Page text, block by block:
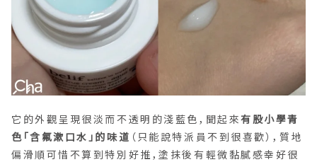
它的外觀呈現很淡而不透明的淺藍色，聞起來有股小學青
色「含氟漱口水」的味道 （只能說特派員不到很喜歡），質地
偏滑順可惜不算到特別好推，塗抹後有輕微黏膩感幸好很